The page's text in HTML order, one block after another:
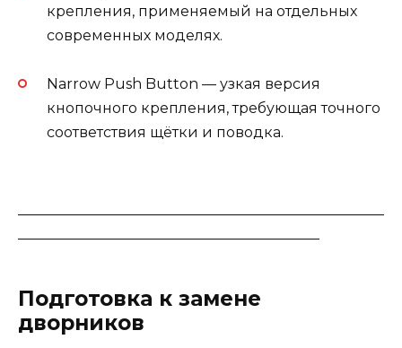
крепления, применяемый на отдельных
современных моделях.
Narrow Push Button — узкая версия
кнопочного крепления, требующая точного
соответствия щётки и поводка.
Подготовка к замене
дворников